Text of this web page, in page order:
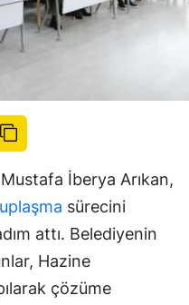
İberya Arıkan,
sürecini
attı. Belediyenin
Hazine
çözüme